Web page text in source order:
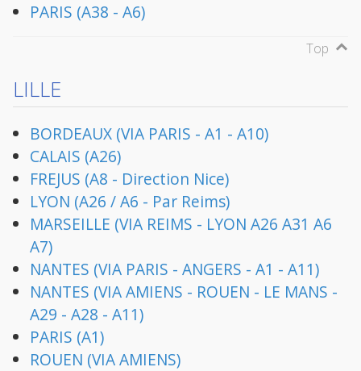
PARIS (A38 - A6)
Top
LILLE
BORDEAUX (VIA PARIS - A1 - A10)
CALAIS (A26)
FREJUS (A8 - Direction Nice)
LYON (A26 / A6 - Par Reims)
MARSEILLE (VIA REIMS - LYON A26 A31 A6
A7)
NANTES (VIA PARIS - ANGERS - A1 - A11)
NANTES (VIA AMIENS - ROUEN - LE MANS -
A29 - A28 - A11)
PARIS (A1)
ROUEN (VIA AMIENS)